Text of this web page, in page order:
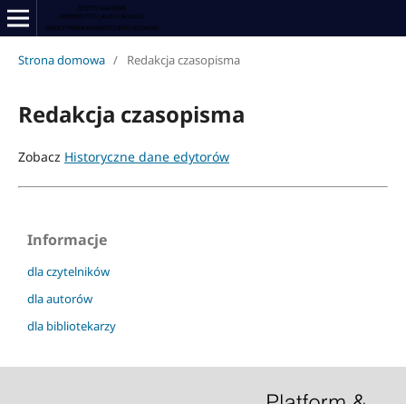
Strona domowa / Redakcja czasopisma
Redakcja czasopisma
Zobacz Historyczne dane edytorów
Informacje
dla czytelników
dla autorów
dla bibliotekarzy